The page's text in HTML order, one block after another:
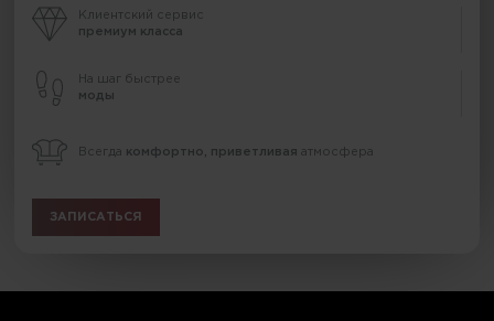
Клиентский сервис
премиум класса
На шаг быстрее
моды
Всегда комфортно, приветливая атмосфера
ЗАПИСАТЬСЯ